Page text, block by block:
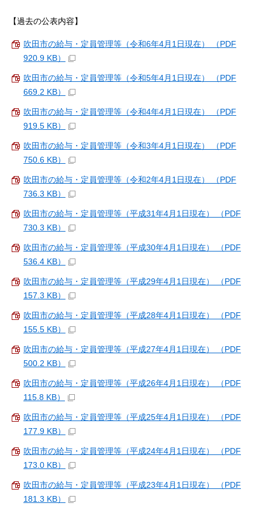
【過去の公表内容】
吹田市の給与・定員管理等（令和6年4月1日現在） （PDF
920.9 KB）
吹田市の給与・定員管理等（令和5年4月1日現在） （PDF
669.2 KB）
吹田市の給与・定員管理等（令和4年4月1日現在） （PDF
919.5 KB）
吹田市の給与・定員管理等（令和3年4月1日現在） （PDF
750.6 KB）
吹田市の給与・定員管理等（令和2年4月1日現在） （PDF
736.3 KB）
吹田市の給与・定員管理等（平成31年4月1日現在） （PDF
730.3 KB）
吹田市の給与・定員管理等（平成30年4月1日現在） （PDF
536.4 KB）
吹田市の給与・定員管理等（平成29年4月1日現在） （PDF
157.3 KB）
吹田市の給与・定員管理等（平成28年4月1日現在） （PDF
155.5 KB）
吹田市の給与・定員管理等（平成27年4月1日現在） （PDF
500.2 KB）
吹田市の給与・定員管理等（平成26年4月1日現在） （PDF
115.8 KB）
吹田市の給与・定員管理等（平成25年4月1日現在） （PDF
177.9 KB）
吹田市の給与・定員管理等（平成24年4月1日現在） （PDF
173.0 KB）
吹田市の給与・定員管理等（平成23年4月1日現在） （PDF
181.3 KB）